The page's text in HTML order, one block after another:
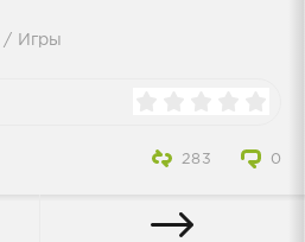
/ Игры
0
283